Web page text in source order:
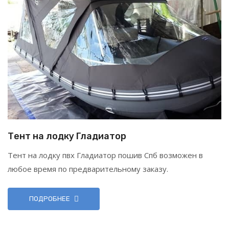
Тент на лодку Гладиатор
Тент на лодку пвх Гладиатор пошив Спб возможен в
любое время по предварительному заказу.
ПОДРОБНЕЕ